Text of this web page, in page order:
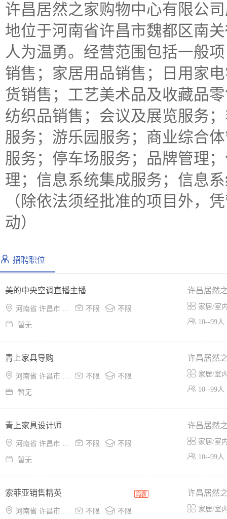
许昌居然之家购物中心有限公
地位于河南省许昌市魏都区南
人为温勇。经营范围包括一般
销售；家居用品销售；日用家
货销售；工艺美术品及收藏品
纺织品销售；会议及展览服务
服务；游乐园服务；商业综合
服务；停车场服务；品牌管理
理；信息系统集成服务；信息
（除依法须经批准的项目外，
动）
招聘职位
美的中央空调直播主播
 河南省 许昌市 魏都区  不限  不限
 暂无
许昌居然
 家居/室
 10--99人
青上家具导购
 河南省 许昌市 魏都区  不限  不限
 暂无
许昌居然
 家居/室
 10--99人
青上家具设计师
 河南省 许昌市 魏都区  不限  不限
 暂无
许昌居然
 家居/室
 10--99人
索菲亚销售精英
 河南省 许昌市 魏都区  不限  不限
许昌居然
 家居/室